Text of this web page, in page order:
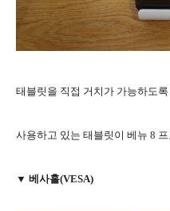
태블릿을 직접 거치가 가능하도
사용하고 있는 태블릿이 베뉴 8
▼ 베사홀(VESA)